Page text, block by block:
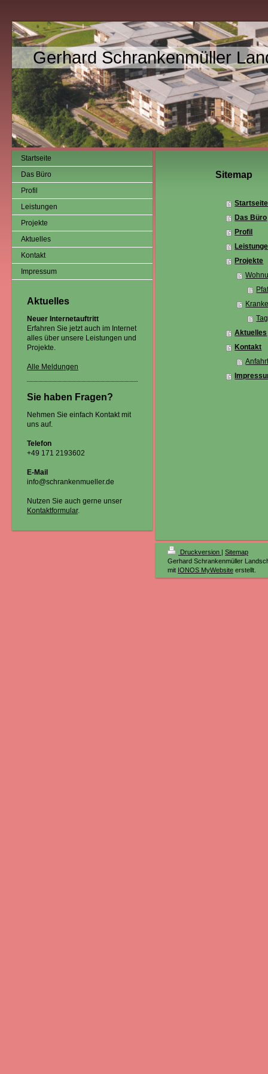
Gerhard Schrankenmüller
Startseite
Das Büro
Profil
Leistungen
Projekte
Aktuelles
Kontakt
Impressum
Aktuelles
Neuer Internetauftritt
Erfahren Sie jetzt auch im Internet
alles über unsere Leistungen und
Projekte.
Alle Meldungen
Sie haben Fragen?
Nehmen Sie einfach Kontakt mit
uns auf.
Telefon
+49 171 2193602
E-Mail
info@schrankenmueller.de
Nutzen Sie auch gerne unser
Kontaktformular.
Sitemap
Startseite
Das Büro
Profil
Projekte
Aktuelles
Kontakt
Druckversion | Sitemap
Gerhard Schrankenmüller
mit IONOS MyWebsite erstellt.